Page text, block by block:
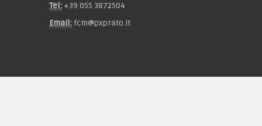
Tel: +39 055 3872504
Email: fcm@pxprato.it